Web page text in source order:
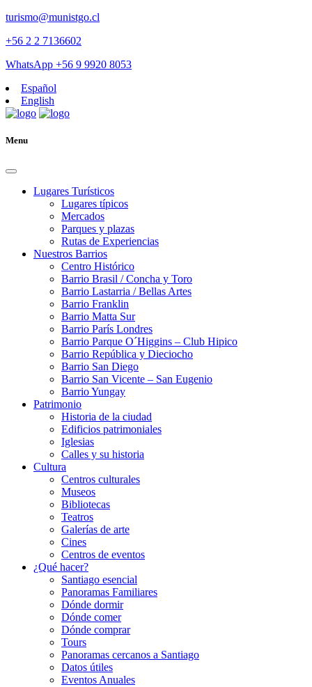
turismo@munistgo.cl
+56 2 2 7136602
WhatsApp +56 9 9920 8053
Español
English
Menu
Lugares Turísticos
Lugares tí­picos
Mercados
Parques y plazas
Rutas de Experiencias
Nuestros Barrios
Centro Histórico
Barrio Brasil / Concha y Toro
Barrio Lastarria / Bellas Artes
Barrio Franklin
Barrio Matta Sur
Barrio Parí­s Londres
Barrio Parque O´Higgins – Club Hipico
Barrio República y Dieciocho
Barrio San Diego
Barrio San Vicente – San Eugenio
Barrio Yungay
Patrimonio
Historia de la ciudad
Edificios patrimoniales
Iglesias
Calles y su historia
Cultura
Centros culturales
Museos
Bibliotecas
Teatros
Galerí­as de arte
Cines
Centros de eventos
¿Qué hacer?
Santiago esencial
Panoramas Familiares
Dónde dormir
Dónde comer
Dónde comprar
Tours
Panoramas cercanos a Santiago
Datos útiles
Eventos Anuales